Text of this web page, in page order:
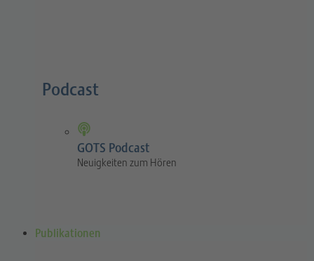
Podcast
GOTS Podcast
Neuigkeiten zum Hören
Publikationen